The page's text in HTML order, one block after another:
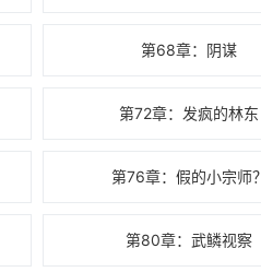
第68章：阴谋
第72章：发疯的林东
第76章：假的小宗师？
第80章：武鳞视察